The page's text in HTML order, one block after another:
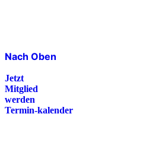
Nach Oben
Jetzt
Mitglied
werden
Termin-kalender